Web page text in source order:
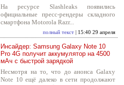
На ресурсе Slashleaks появились
официальные пресс-рендеры складного
смартфона Motorola Razr...
полный текст | 15:40 29 апреля
Инсайдер: Samsung Galaxy Note 10
Pro 4G получит аккумулятор на 4500
мАч с быстрой зарядкой
Несмотря на то, что до анонса Galaxy
Note 10 ещё далеко в сети продолжают